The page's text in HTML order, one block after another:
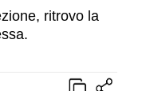
ritrovo la